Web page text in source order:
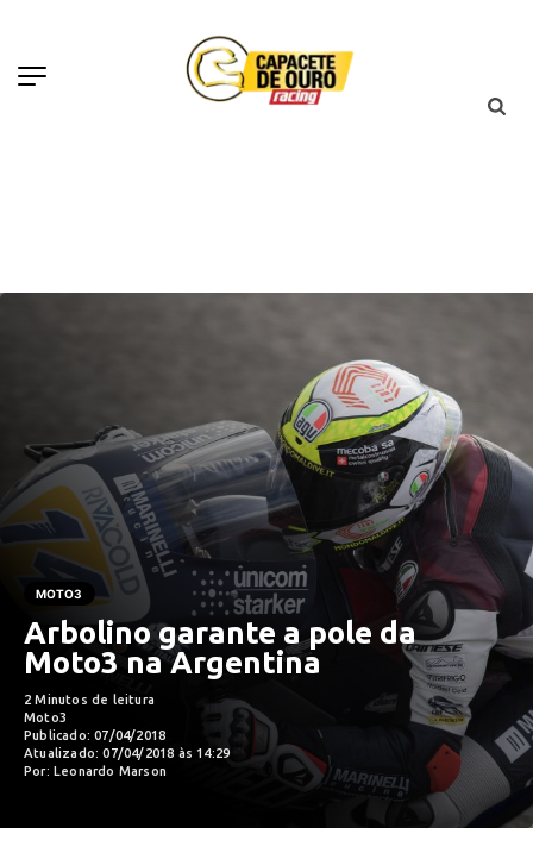
MOTO3
Arbolino garante a pole da
Moto3 na Argentina
2 Minutos de leitura
Moto3
Publicado: 07/04/2018
Atualizado: 07/04/2018 às 14:29
Por: Leonardo Marson